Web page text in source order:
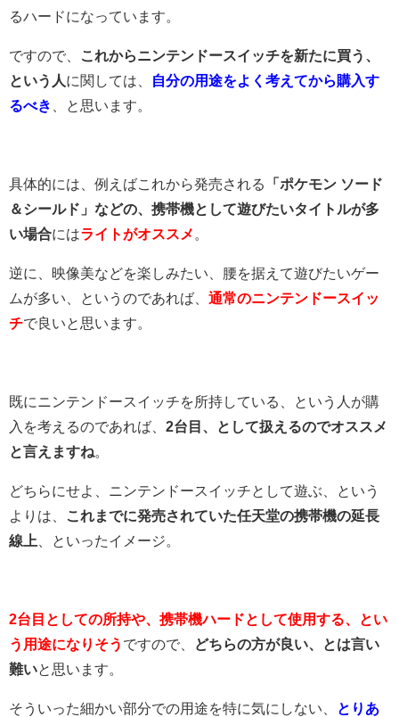
るハードになっています。
ですので、
これからニンテンドースイッチを新たに買う、
という人に関しては、
自分の用途をよく考えてから購入す
るべき
、と思います。
具体的には、例えばこれから発売される
「ポケモン ソード
＆シールド」などの、携帯機として遊びたいタイトルが多
い場合にはライトがオススメ 。
逆に、映像美などを楽しみたい、腰を据えて遊びたいゲー
ムが多い、というのであれば、 通常のニンテンドースイッ
チで良いと思います。
既にニンテンドースイッチを所持している、という人が購
入を考えるのであれば、 2台目、として扱えるのでオススメ
と言えますね。
どちらにせよ、ニンテンドースイッチとして遊ぶ、という
よりは、
これまでに発売されていた任天堂の携帯機の延長
線上 、といったイメージ。
2台目としての所持や、携帯機ハードとして使用する、とい
う用途になりそう ですので、
どちらの方が良い、とは言い
難いと思います。
そういった細かい部分での用途を特に気にしない、
とりあ